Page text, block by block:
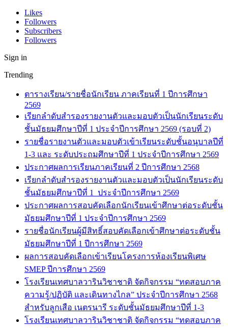
Likes
Followers
Subscribers
Followers
Sign in
Trending
ตารางเรียน/รายชื่อนักเรียน ภาคเรียนที่ 1 ปีการศึกษา
2569
เรียกลำดับสำรองรายงานตัวและมอบตัวเป็นนักเรียนระดับ
ชั้นมัธยมศึกษาปีที่ 1 ประจำปีการศึกษา 2569 (รอบที่ 2)
รายชื่อรายงานตัวและมอบตัวเข้าเรียนระดับชั้นอนุบาลปีที่
1-3 และ ระดับประถมศึกษาปีที่ 1 ประจำปีการศึกษา 2569
ประกาศผลการเรียนภาคเรียนที่ 2 ปีการศึกษา 2568
เรียกลำดับสำรองรายงานตัวและมอบตัวเป็นนักเรียนระดับ
ชั้นมัธยมศึกษาปีที่ 1 ประจำปีการศึกษา 2569
ประกาศผลการสอบคัดเลือกนักเรียนเข้าศึกษาต่อระดับชั้น
มัธยมศึกษาปีที่ 1 ประจำปีการศึกษา 2569
รายชื่อนักเรียนผู้มีสิทธิ์สอบคัดเลือกเข้าศึกษาต่อระดับชั้น
มัธยมศึกษาปีที่ 1 ปีการศึกษา 2569
ผลการสอบคัดเลือกเข้าเรียนโครงการห้องเรียนพิเศษ
SMEP ปีการศึกษา 2569
โรงเรียนเทศบาลวารินวิชาชาติ จัดกิจกรรม “ทดสอบภาค
ความรู้/ปฏิบัติ และเดินทางไกล” ประจำปีการศึกษา 2568
สำหรับลูกเสือ เนตรนารี ระดับชั้นมัธยมศึกษาปีที่ 1-3
โรงเรียนเทศบาลวารินวิชาชาติ จัดกิจกรรม “ทดสอบภาค